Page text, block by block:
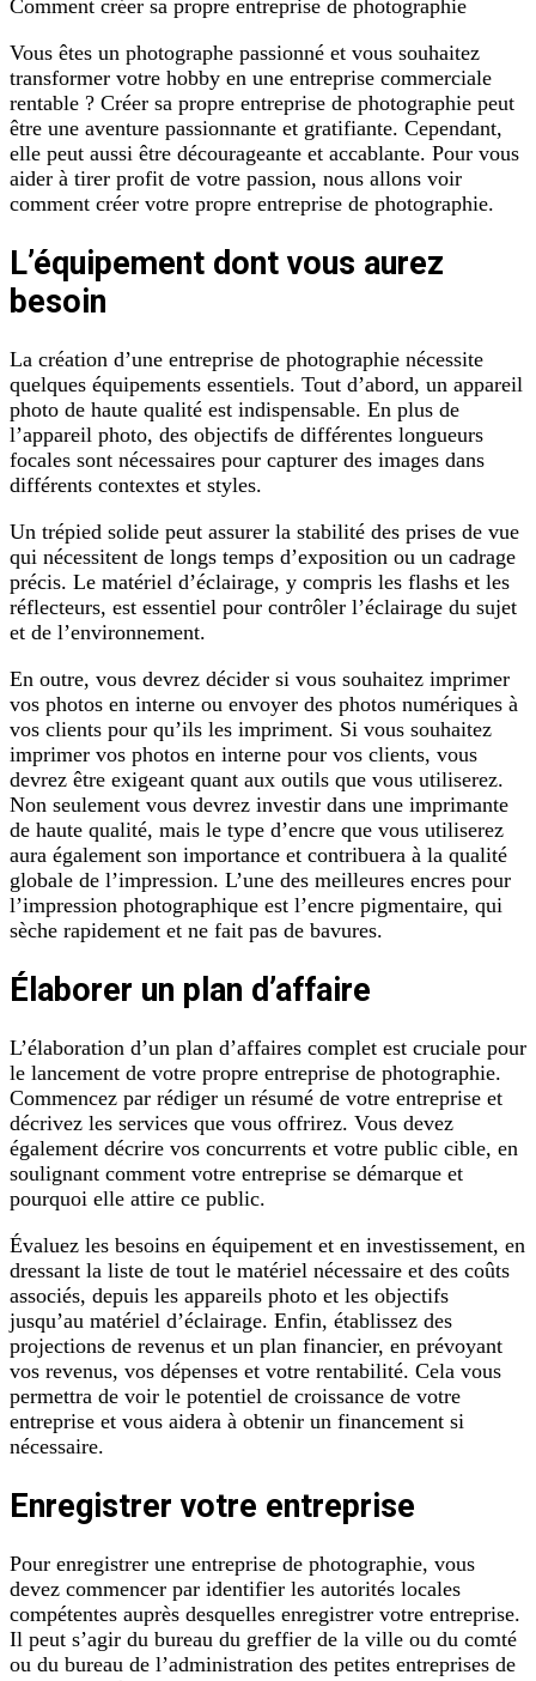
Comment créer sa propre entreprise de photographie
Vous êtes un photographe passionné et vous souhaitez
transformer votre hobby en une entreprise commerciale
rentable ? Créer sa propre entreprise de photographie peut
être une aventure passionnante et gratifiante. Cependant,
elle peut aussi être décourageante et accablante. Pour vous
aider à tirer profit de votre passion, nous allons voir
comment créer votre propre entreprise de photographie.
L’équipement dont vous aurez
besoin
La création d’une entreprise de photographie nécessite
quelques équipements essentiels. Tout d’abord, un appareil
photo de haute qualité est indispensable. En plus de
l’appareil photo, des objectifs de différentes longueurs
focales sont nécessaires pour capturer des images dans
différents contextes et styles.
Un trépied solide peut assurer la stabilité des prises de vue
qui nécessitent de longs temps d’exposition ou un cadrage
précis. Le matériel d’éclairage, y compris les flashs et les
réflecteurs, est essentiel pour contrôler l’éclairage du sujet
et de l’environnement.
En outre, vous devrez décider si vous souhaitez imprimer
vos photos en interne ou envoyer des photos numériques à
vos clients pour qu’ils les impriment. Si vous souhaitez
imprimer vos photos en interne pour vos clients, vous
devrez être exigeant quant aux outils que vous utiliserez.
Non seulement vous devrez investir dans une imprimante
de haute qualité, mais le type d’encre que vous utiliserez
aura également son importance et contribuera à la qualité
globale de l’impression. L’une des meilleures encres pour
l’impression photographique est l’encre pigmentaire, qui
sèche rapidement et ne fait pas de bavures.
Élaborer un plan d’affaire
L’élaboration d’un plan d’affaires complet est cruciale pour
le lancement de votre propre entreprise de photographie.
Commencez par rédiger un résumé de votre entreprise et
décrivez les services que vous offrirez. Vous devez
également décrire vos concurrents et votre public cible, en
soulignant comment votre entreprise se démarque et
pourquoi elle attire ce public.
Évaluez les besoins en équipement et en investissement, en
dressant la liste de tout le matériel nécessaire et des coûts
associés, depuis les appareils photo et les objectifs
jusqu’au matériel d’éclairage. Enfin, établissez des
projections de revenus et un plan financier, en prévoyant
vos revenus, vos dépenses et votre rentabilité. Cela vous
permettra de voir le potentiel de croissance de votre
entreprise et vous aidera à obtenir un financement si
nécessaire.
Enregistrer votre entreprise
Pour enregistrer une entreprise de photographie, vous
devez commencer par identifier les autorités locales
compétentes auprès desquelles enregistrer votre entreprise.
Il peut s’agir du bureau du greffier de la ville ou du comté
ou du bureau de l’administration des petites entreprises de